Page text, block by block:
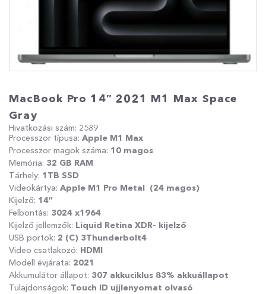
MacBook Pro 14″ 2021 M1 Max Space
Gray
Hivatkozási szám: 2589
Processzor típusa: Apple M1 Max
Processzor magok száma: 10 magos
Memória: 32 GB RAM
Tárhely: 1TB SSD
Videokártya: Apple M1 Pro Metal (24 magos)
Kijelző: 14″
Felbontás: 3024 x1964
Kijelző jellemzők: Liquid Retina XDR- kijelző
USB portok: 2 (C) 3Thunderbolt4
Video csatlakozó: HDMI
Modell évjárata: 2021
Akkumulátor állapot: 307 akkuciklus 83% akkuállapot
Tulajdonságok: Touch ID ujjlenyomat olvasó